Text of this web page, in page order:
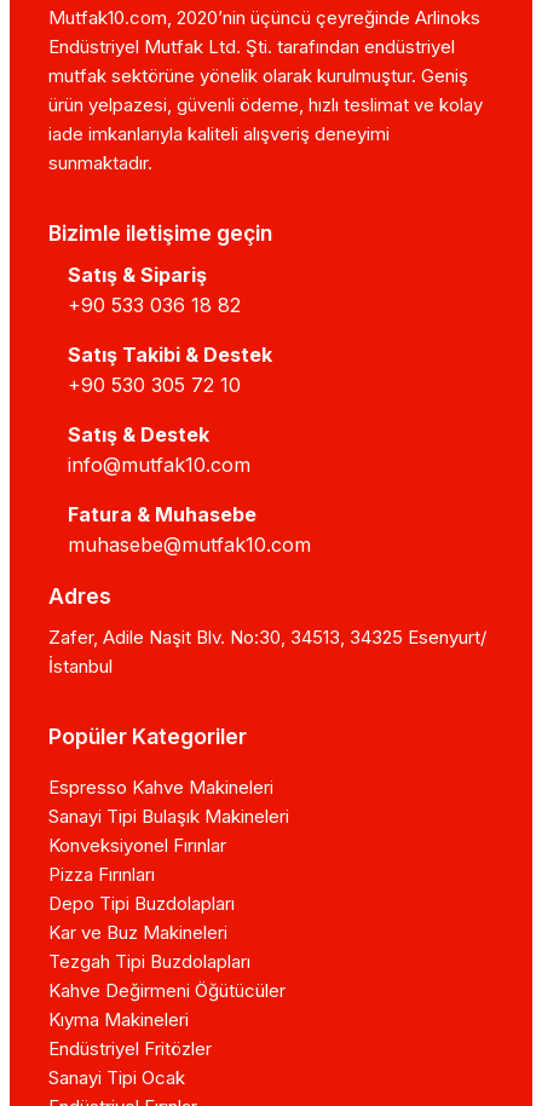
Mutfak10.com, 2020’nin üçüncü çeyreğinde Arlinoks
Endüstriyel Mutfak Ltd. Şti. tarafından endüstriyel
mutfak sektörüne yönelik olarak kurulmuştur. Geniş
ürün yelpazesi, güvenli ödeme, hızlı teslimat ve kolay
iade imkanlarıyla kaliteli alışveriş deneyimi
sunmaktadır.
Bizimle iletişime geçin
Satış & Sipariş
+90 533 036 18 82
Satış Takibi & Destek
+90 530 305 72 10
Satış & Destek
info@mutfak10.com
Fatura & Muhasebe
muhasebe@mutfak10.com
Adres
Zafer, Adile Naşit Blv. No:30, 34513, 34325 Esenyurt/
İstanbul
Popüler Kategoriler
Espresso Kahve Makineleri
Sanayi Tipi Bulaşık Makineleri
Konveksiyonel Fırınlar
Pizza Fırınları
Depo Tipi Buzdolapları
Kar ve Buz Makineleri
Tezgah Tipi Buzdolapları
Kahve Değirmeni Öğütücüler
Kıyma Makineleri
Endüstriyel Fritözler
Sanayi Tipi Ocak